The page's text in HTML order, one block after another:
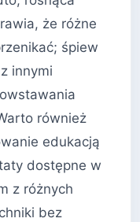
że różne
śpiew
innymi
również
edukacją
dostępne w
z różnych
bez